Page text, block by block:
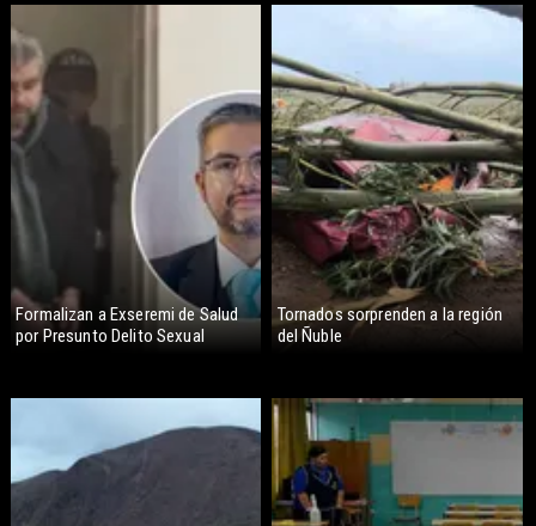
Formalizan a Exseremi de Salud
por Presunto Delito Sexual
Tornados sorprenden a la región
del Ñuble